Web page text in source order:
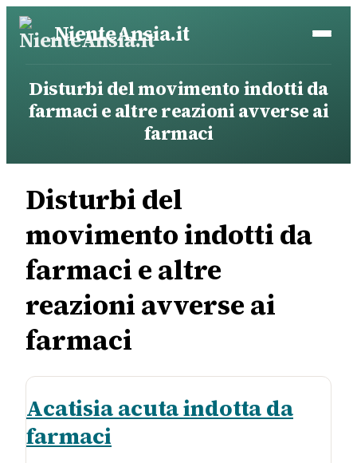
Vai
NienteAnsia.it
Disturbi del movimento indotti da
farmaci e altre reazioni avverse ai
farmaci
Disturbi del
movimento indotti da
farmaci e altre
reazioni avverse ai
farmaci
Acatisia acuta indotta da
farmaci